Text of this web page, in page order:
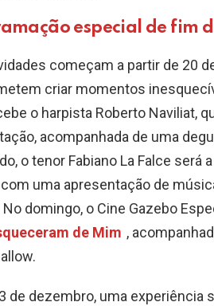
especial de fim
começam a partir de 20
criar momentos
o harpista Roberto Naviliat,
acompanhada de uma
o tenor Fabiano La Falce
com uma apresentação de
No domingo, o Cine Gazebo
de Mim ,
de dezembro, uma experiência